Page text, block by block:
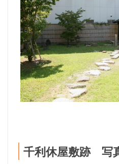
千利休屋敷跡 写